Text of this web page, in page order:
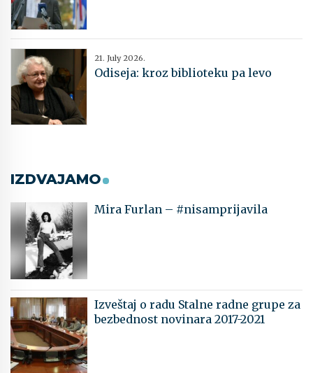
21. July 2026.
Odiseja: kroz biblioteku pa levo
IZDVAJAMO
Mira Furlan – #nisamprijavila
Izveštaj o radu Stalne radne grupe za
bezbednost novinara 2017-2021